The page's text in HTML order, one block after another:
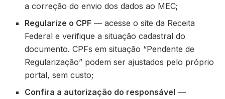
a correção do envio dos dados ao MEC;
Regularize o CPF — acesse o site da Receita
Federal e verifique a situação cadastral do
documento. CPFs em situação “Pendente de
Regularização” podem ser ajustados pelo próprio
portal, sem custo;
Confira a autorização do responsável —